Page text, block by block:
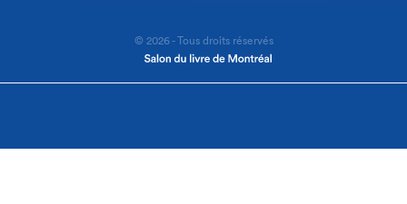
© 2026 - Tous droits réservés